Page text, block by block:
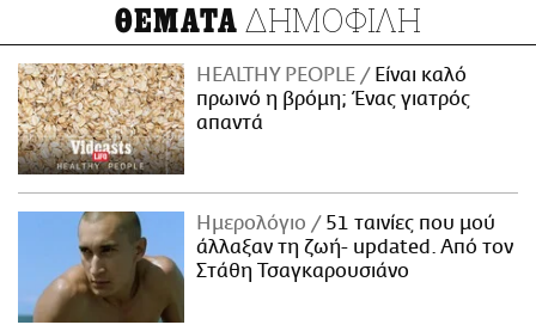
ΘΕΜΑΤΑ ΔΗΜΟΦΙΛΗ
HEALTHY PEOPLE
Είναι καλό
πρωινό η βρόμη; Ένας γιατρός
απαντά
Ημερολόγιο
51 ταινίες που μού
άλλαξαν τη ζωή- updated. Aπό τον
Στάθη Τσαγκαρουσιάνο